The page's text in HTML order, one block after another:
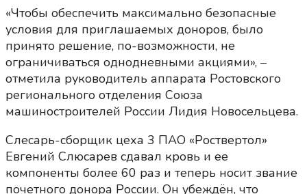
«Чтобы обеспечить максимально безопасные
условия для приглашаемых доноров, было
принято решение, по-возможности, не
ограничиваться однодневными акциями», –
отметила руководитель аппарата Ростовского
регионального отделения Союза
машиностроителей России Лидия Новосельцева.
Слесарь-сборщик цеха 3 ПАО «Роствертол»
Евгений Слюсарев сдавал кровь и ее
компоненты более 60 раз и теперь носит звание
почетного донора России. Он убеждён, что